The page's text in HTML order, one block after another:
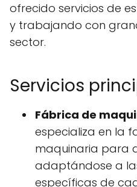
ofrecido servicios de
y trabajando con
sector.
Servicios
Fábrica de
especializa en la
maquinaria para
adaptándose a
específicas de